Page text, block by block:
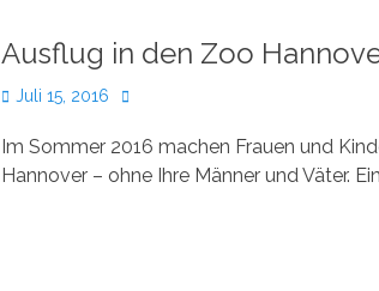
Ausflug in den Zoo
Veröffentlicht
Juli 15, 2016 Autor
Im Sommer 2016 machen Frauen und
Hannover – ohne Ihre Männer und Väter.